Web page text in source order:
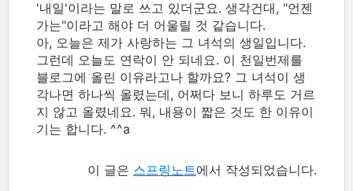
'내일'이라는 말로 쓰고 있더군요. 생각건대, "언젠
가는"이라고 해야 더 어울릴 것 같습니다.
아, 오늘은 제가 사랑하는 그 녀석의 생일입니다.
그런데 오늘도 연락이 안 되네요. 이 천일번제를
블로그에 올린 이유라고나 할까요? 그 녀석이 생
각나면 하나씩 올렸는데, 어쩌다 보니 하루도 거르
지 않고 올렸네요. 뭐, 내용이 짧은 것도 한 이유이
기는 합니다. ^^a
이 글은 스프링노트에서 작성되었습니다.